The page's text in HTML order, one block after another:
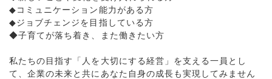
◆コミュニケーション能力がある方
◆ジョブチェンジを目指している方
◆子育てが落ち着き、また働きたい方
私たちの目指す「人を大切にする経営」を支える一員とし
て、企業の未来と共にあなた自身の成長も実現してみません